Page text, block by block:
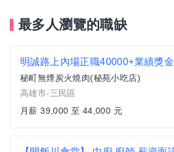
最多人瀏覽的職缺
明誠路上內場正職40000+業績獎金
秘町無煙炭火燒肉(秘苑小吃店)
高雄市-三民區
月薪 39,000 至 44,000 元